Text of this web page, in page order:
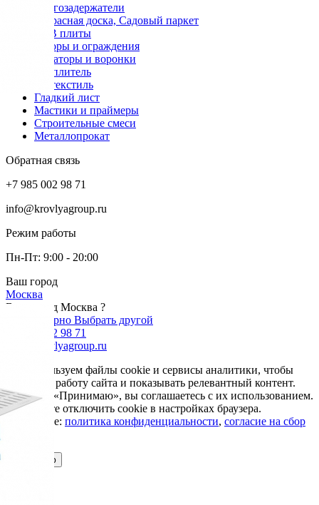
Снегозадержатели
Террасная доска, Садовый паркет
OSB плиты
Заборы и ограждения
Аэраторы и воронки
Утеплитель
Геотекстиль
Гладкий лист
Мастики и праймеры
Строительные смеси
Металлопрокат
Обратная связь
+7 985 002 98 71
info@krovlyagroup.ru
Режим работы
Пн-Пт: 9:00 - 20:00
Ваш город
Москва
Ваш город Москва ?
Да, все верно Выбрать другой
+7 985 002 98 71
info@krovlyagroup.ru
Мы используем файлы cookie и сервисы аналитики, чтобы
улучшить работу сайта и показывать релевантный контент.
Нажимая «Принимаю», вы соглашаетесь с их использованием.
Вы можете отключить cookie в настройках браузера.
Подробнее: политика конфиденциальности, согласие на сбор
Принимаю